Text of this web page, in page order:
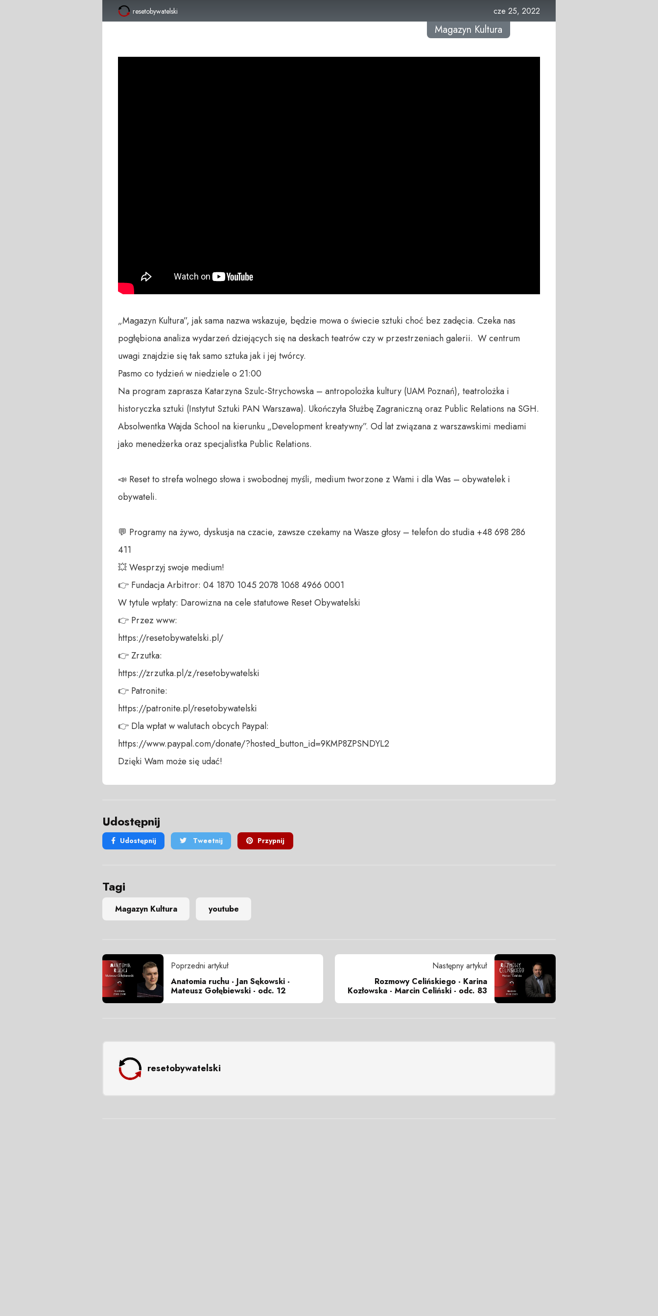
resetobywatelski cze 25, 2022
Magazyn Kultura
„Magazyn Kultura”, jak sama nazwa wskazuje, będzie mowa o świecie sztuki choć bez zadęcia. Czeka nas
pogłębiona analiza wydarzeń dziejących się na deskach teatrów czy w przestrzeniach galerii.  W centrum
uwagi znajdzie się tak samo sztuka jak i jej twórcy.
Pasmo co tydzień w niedziele o 21:00
Na program zaprasza Katarzyna Szulc-Strychowska – antropolożka kultury (UAM Poznań), teatrolożka i
historyczka sztuki (Instytut Sztuki PAN Warszawa). Ukończyła Służbę Zagraniczną oraz Public Relations na SGH.
Absolwentka Wajda School na kierunku „Development kreatywny”. Od lat związana z warszawskimi mediami
jako menedżerka oraz specjalistka Public Relations.
📣 Reset to strefa wolnego słowa i swobodnej myśli, medium tworzone z Wami i dla Was – obywatelek i
obywateli.
💬 Programy na żywo, dyskusja na czacie, zawsze czekamy na Wasze głosy – telefon do studia +48 698 286
411
💥 Wesprzyj swoje medium!
👉 Fundacja Arbitror: 04 1870 1045 2078 1068 4966 0001
W tytule wpłaty: Darowizna na cele statutowe Reset Obywatelski
👉 Przez www:
https://resetobywatelski.pl/
👉 Zrzutka:
https://zrzutka.pl/z/resetobywatelski
👉 Patronite:
https://patronite.pl/resetobywatelski
👉 Dla wpłat w walutach obcych Paypal:
https://www.paypal.com/donate/?hosted_button_id=9KMP8ZPSNDYL2
Dzięki Wam może się udać!
Udostępnij
Udostępnij Tweetnij Przypnij
Tagi
Magazyn Kultura youtube
Poprzedni artykuł
Anatomia ruchu - Jan Sękowski -
Mateusz Gołębiewski - odc. 12
Następny artykuł
Rozmowy Celińskiego - Karina
Kozłowska - Marcin Celiński - odc. 83
resetobywatelski